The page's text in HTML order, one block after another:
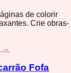
de colorir
Crie obras-
→
Fofa